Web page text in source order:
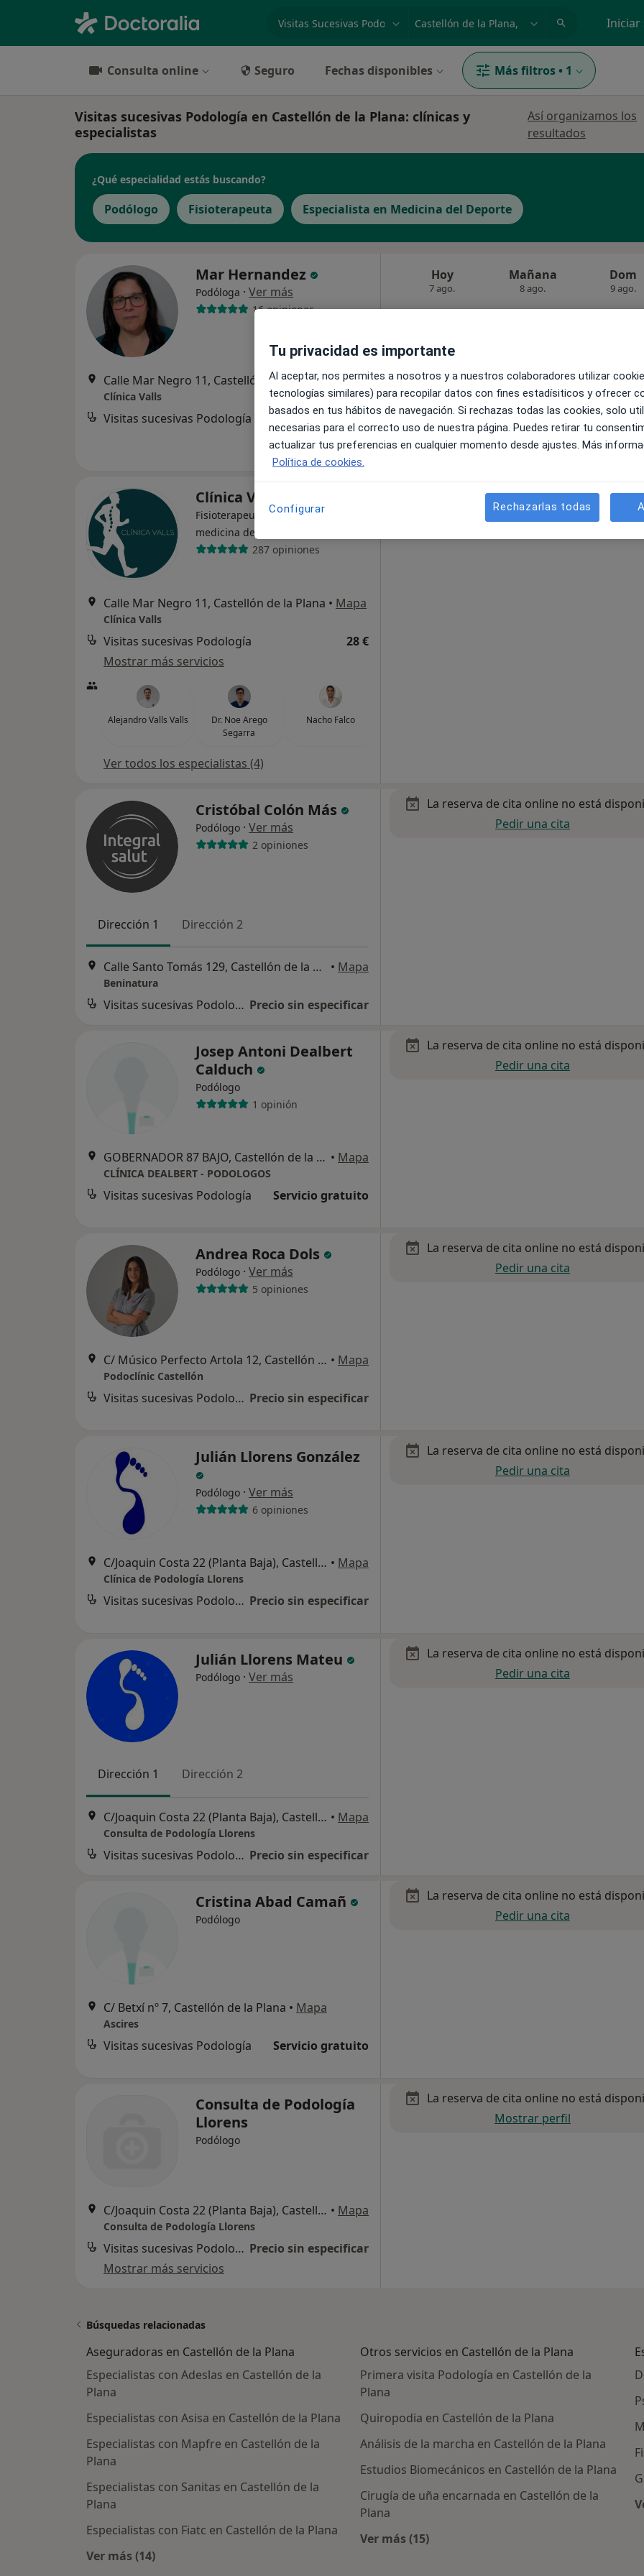
especialidad, enfermedad o nombre
p. ej. Madrid Iniciar
Consulta online Seguro Fechas disponibles Más filtros • 1
Visitas sucesivas Podología en Castellón de la Plana: clínicas y
especialistas
Así organizamos los
resultados
¿Qué especialidad estás buscando?
Podólogo Fisioterapeuta Especialista en Medicina del Deporte
Mar Hernandez
Podóloga · Ver más
16 opiniones
Calle Mar Negro 11, Castellón de la Plana•Mapa
Clínica Valls
Visitas sucesivas Podología 28 €
Hoy
7 ago.
Mañana
8 ago.
Dom
9 ago.
Este servicio no está disponible.
Otros servicios
Clínica Valls
Fisioterapeuta, Especialista en
medicina del deporte, Podólogo
287 opiniones
Calle Mar Negro 11, Castellón de la Plana • Mapa
Clínica Valls
Visitas sucesivas Podología
28 €
Mostrar más servicios
Alejandro Valls Valls
Dr. Noe Arego
Segarra
Nacho Falco
Ver todos los especialistas (4)
La reserva de cita online no está
Mostrar perfil
Cristóbal Colón Más
Podólogo · Ver más
2 opiniones
Dirección 1 Dirección 2
Calle Santo Tomás 129, Castellón de la Plana • Mapa
Beninatura
Visitas sucesivas Podología Precio sin especificar
La reserva de cita online no está
Pedir una cita
Josep Antoni Dealbert
Calduch
Podólogo
1 opinión
GOBERNADOR 87 BAJO, Castellón de la Plana • Mapa
CLÍNICA DEALBERT - PODOLOGOS
Visitas sucesivas Podología Servicio gratuito
La reserva de cita online no está
Pedir una cita
Andrea Roca Dols
Podólogo · Ver más
5 opiniones
C/ Músico Perfecto Artola 12, Castellón de la Plana • Mapa
Podoclínic Castellón
Visitas sucesivas Podología Precio sin especificar
La reserva de cita online no está
Pedir una cita
Julián Llorens González
Podólogo · Ver más
6 opiniones
C/Joaquin Costa 22 (Planta Baja), Castellón de la Plana • Mapa
Clínica de Podología Llorens
Visitas sucesivas Podología Precio sin especificar
La reserva de cita online no está
Pedir una cita
Julián Llorens Mateu
Podólogo · Ver más
Dirección 1 Dirección 2
C/Joaquin Costa 22 (Planta Baja), Castellón de la Plana • Mapa
Consulta de Podología Llorens
Visitas sucesivas Podología Precio sin especificar
La reserva de cita online no está
Pedir una cita
Cristina Abad Camañ
Podólogo
C/ Betxí nº 7, Castellón de la Plana • Mapa
Ascires
Visitas sucesivas Podología Servicio gratuito
La reserva de cita online no está
Pedir una cita
Consulta de Podología
Llorens
Podólogo
C/Joaquin Costa 22 (Planta Baja), Castellón de la Plana • Mapa
Consulta de Podología Llorens
Visitas sucesivas Podología Precio sin especificar
Mostrar más servicios
La reserva de cita online no está
Mostrar perfil
Búsquedas relacionadas
Aseguradoras en Castellón de la Plana
Especialistas con Adeslas en Castellón de la
Plana
Especialistas con Asisa en Castellón de la Plana
Especialistas con Mapfre en Castellón de la
Plana
Especialistas con Sanitas en Castellón de la
Plana
Especialistas con Fiatc en Castellón de la Plana
Ver más (14)
Otros servicios en Castellón de la Plana
Primera visita Podología en Castellón de la
Plana
Quiropodia en Castellón de la Plana
Análisis de la marcha en Castellón de la Plana
Estudios Biomecánicos en Castellón de la Plana
Cirugía de uña encarnada en Castellón de la
Plana
Ver más (15)
Tu privacidad es importante
Al aceptar, nos permites a nosotros y a nuestros colaboradores utilizar
tecnologías similares) para recopilar datos con fines estadísiticos y ofrecer
basados en tus hábitos de navegación. Si rechazas todas las cookies, solo
necesarias para el correcto uso de nuestra página. Puedes retirar tu
actualizar tus preferencias en cualquier momento desde ajustes. Más
Política de cookies.
Configurar Rechazarlas todas